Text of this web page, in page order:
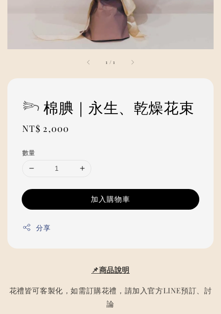
1 /1
𓆸 棉腆｜永生、乾燥花束
Regular
NT$ 2,000
數量
加入購物車
分享
📌商品說明
花禮皆可客製化，如需訂購花禮，請加入官方LINE預訂、討
論